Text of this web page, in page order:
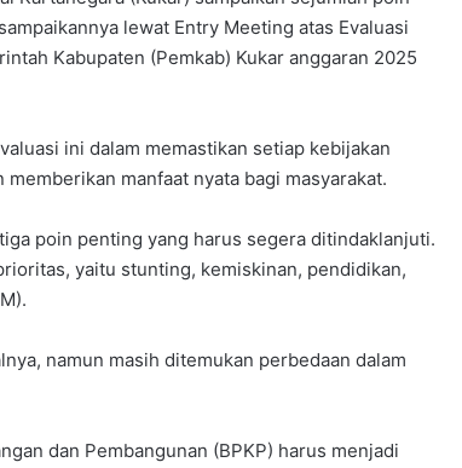
lewat Entry Meeting atas Evaluasi
Kabupaten (Pemkab) Kukar anggaran 2025
ini dalam memastikan setiap kebijakan
manfaat nyata bagi masyarakat.
poin penting yang harus segera ditindaklanjuti.
yaitu stunting, kemiskinan, pendidikan,
namun masih ditemukan perbedaan dalam
dan Pembangunan (BPKP) harus menjadi